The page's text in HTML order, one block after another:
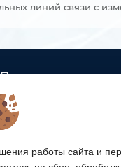
линий связи с
Подписка
Получайте только
Согласен на обработку
работы сайта и